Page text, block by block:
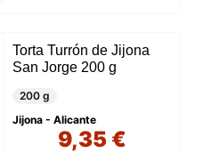
Torta Turrón de Jijona
San Jorge 200 g
200 g
Jijona - Alicante
9,35 €